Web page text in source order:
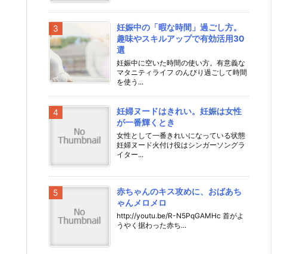
妊娠中の「暇な時間」過ごし方。
趣味やスキルアップで有効活用30
選
妊娠中に空いた時間の使い方。有意義な
マタニティライフ のんびり過ごして時間
を使う...
妊婦ヌードはきれい。妊娠は女性
が一番輝くとき
女性として一番きれいになっている状態
妊婦ヌード火付け役はシンガーソングラ
イター...
赤ちゃんのキス攻めに、おばあち
ゃんメロメロ
http://youtu.be/R-N5PqGAMHc 首がよ
うやく据わった赤ち...